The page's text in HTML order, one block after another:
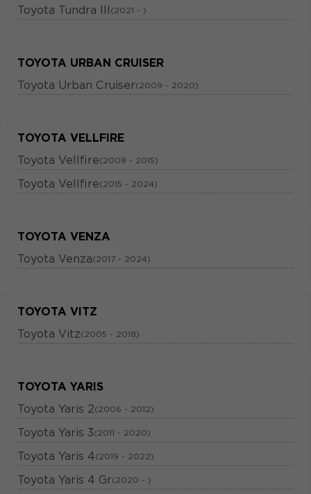
Toyota Tundra III (2021 - )
TOYOTA URBAN CRUISER
Toyota Urban Cruiser(2009 - 2020)
TOYOTA VELLFIRE
Toyota Vellfire(2008 - 2015)
Toyota Vellfire(2015 - 2024)
TOYOTA VENZA
Toyota Venza(2017 - 2024)
TOYOTA VITZ
Toyota Vitz(2005 - 2018)
TOYOTA YARIS
Toyota Yaris 2(2006 - 2012)
Toyota Yaris 3(2011 - 2020)
Toyota Yaris 4(2019 - 2022)
Toyota Yaris 4 Gr(2020 - )